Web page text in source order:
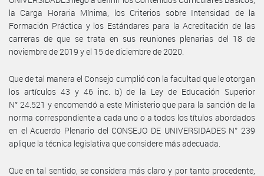
la Carga Horaria Mínima, los Criterios sobre Intensidad de la
Formación Práctica y los Estándares para la Acreditación de las
carreras de que se trata en sus reuniones plenarias del 18 de
noviembre de 2019 y el 15 de diciembre de 2020.
Que de tal manera el Consejo cumplió con la facultad que le otorgan
los artículos 43 y 46 inc. b) de la Ley de Educación Superior
N° 24.521 y encomendó a este Ministerio que para la sanción de la
norma correspondiente a cada uno o a todos los títulos abordados
en el Acuerdo Plenario del CONSEJO DE UNIVERSIDADES N° 239
aplique la técnica legislativa que considere más adecuada.
Que en tal sentido, se considera más claro y por tanto procedente,